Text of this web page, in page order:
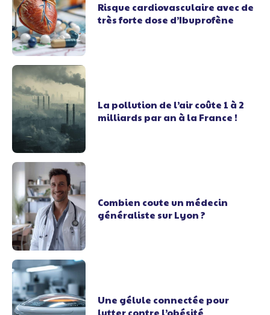
Risque cardiovasculaire avec de
très forte dose d’Ibuprofène
La pollution de l’air coûte 1 à 2
milliards par an à la France !
Combien coute un médecin
généraliste sur Lyon ?
Une gélule connectée pour
lutter contre l’obésité